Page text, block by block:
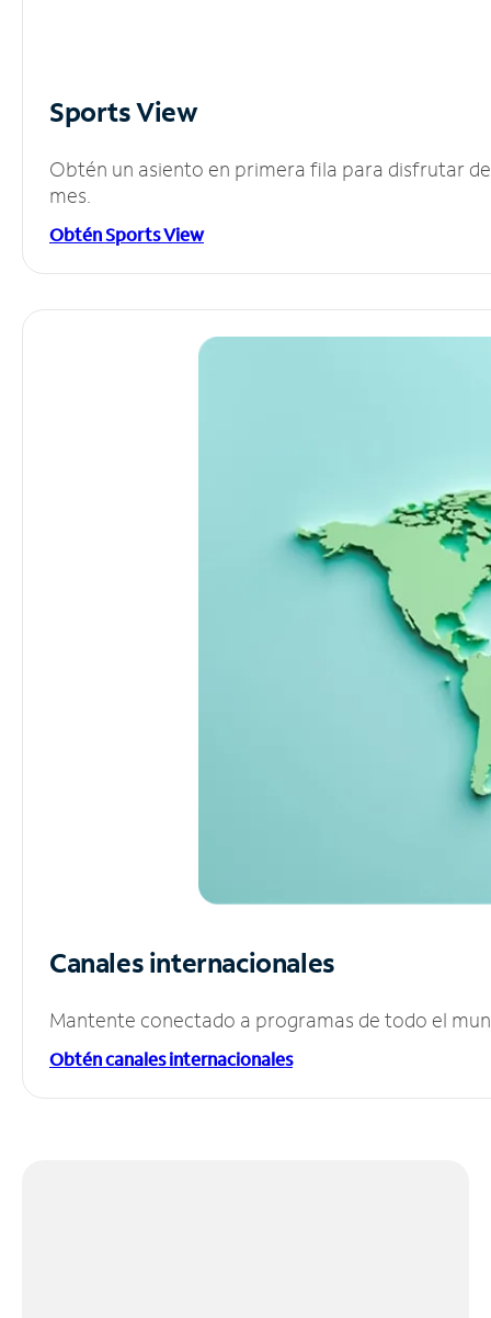
Sports View
Obtén un asiento en primera fila para disfrutar
mes.
Obtén Sports View
Canales internacionales
Mantente conectado a programas de todo el
Obtén canales internacionales